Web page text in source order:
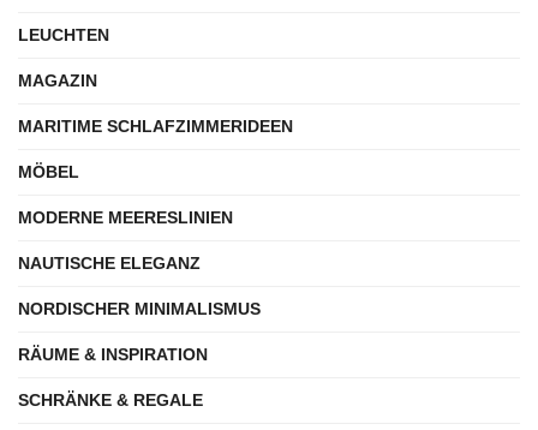
LEUCHTEN
MAGAZIN
MARITIME SCHLAFZIMMERIDEEN
MÖBEL
MODERNE MEERESLINIEN
NAUTISCHE ELEGANZ
NORDISCHER MINIMALISMUS
RÄUME & INSPIRATION
SCHRÄNKE & REGALE